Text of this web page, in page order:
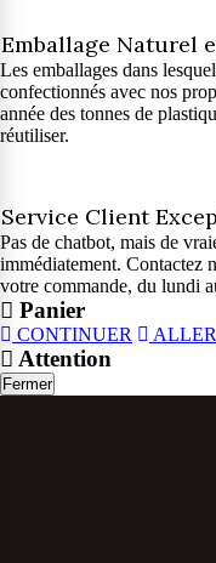
Emballage Naturel
Les emballages dans
confectionnés avec nos
année des tonnes de
réutiliser.
Service Client
Pas de chatbot, mais de
immédiatement. Contactez
votre commande, du lundi
Panier
CONTINUER
Attention
Fermer